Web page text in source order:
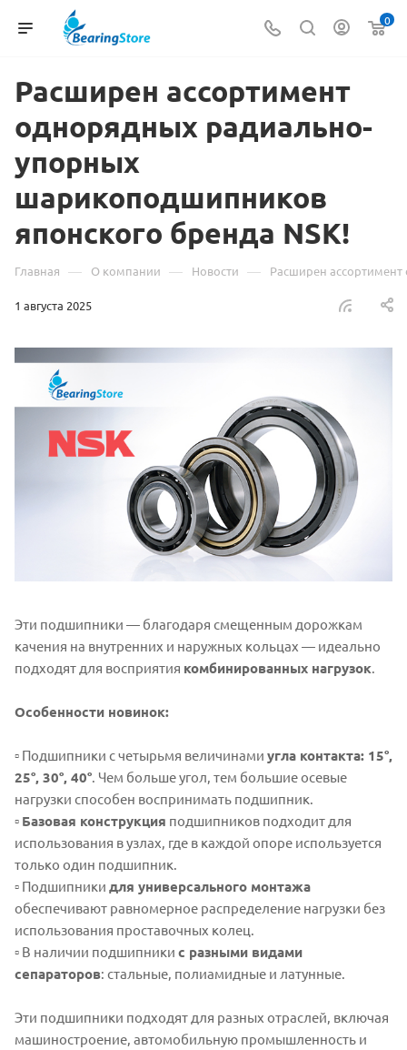
0
Расширен ассортимент
однорядных радиально-
упорных
шарикоподшипников
японского бренда NSK!
Главная — О компании — Новости — Расширен
1 августа 2025
Эти подшипники — благодаря смещенным дорожкам
качения на внутренних и наружных кольцах — идеально
подходят для восприятия комбинированных нагрузок
Особенности новинок:
▫️ Подшипники с четырьмя величинами угла контакта: 15°,
25°, 30°, 40° . Чем больше угол, тем большие осевые
нагрузки способен воспринимать подшипник.
▫️ Базовая конструкция подшипников подходит для
использования в узлах, где в каждой опоре используется
только один подшипник.
▫️ Подшипники для универсального монтажа
обеспечивают равномерное распределение нагрузки без
использования проставочных колец.
▫️ В наличии подшипники с разными видами
сепараторов: стальные, полиамидные и латунные.
Эти подшипники подходят для разных отраслей, включая
машиностроение, автомобильную промышленность и